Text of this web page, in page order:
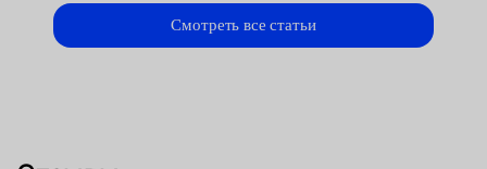
Смотреть все статьи